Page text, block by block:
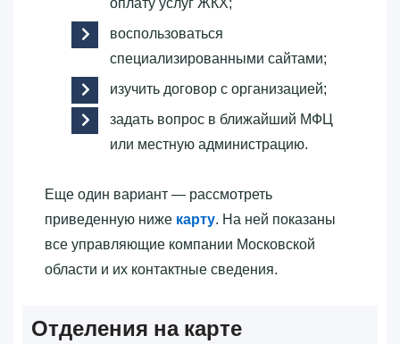
воспользоваться
специализированными сайтами;
изучить договор с организацией;
задать вопрос в ближайший МФЦ
или местную администрацию.
Еще один вариант — рассмотреть
приведенную ниже карту. На ней показаны
все управляющие компании Московской
области и их контактные сведения.
Отделения на карте